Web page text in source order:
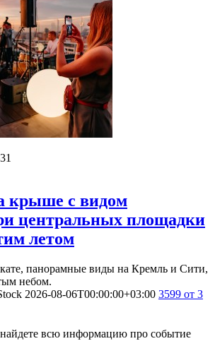
крыше с видом
центральных площадки
летом
панорамные виды на Кремль и Сити,
небом.
2026-08-06T00:00:00+03:00 3599 от 3
всю информацию про событие